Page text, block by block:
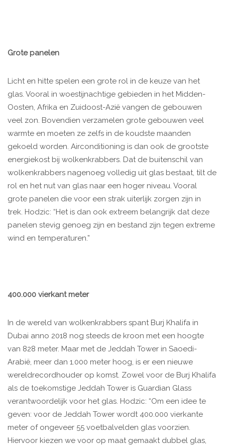
Grote panelen
Licht en hitte spelen een grote rol in de keuze van het
glas. Vooral in woestijnachtige gebieden in het Midden-
Oosten, Afrika en Zuidoost-Azië vangen de gebouwen
veel zon. Bovendien verzamelen grote gebouwen veel
warmte en moeten ze zelfs in de koudste maanden
gekoeld worden. Airconditioning is dan ook de grootste
energiekost bij wolkenkrabbers. Dat de buitenschil van
wolkenkrabbers nagenoeg volledig uit glas bestaat, tilt de
rol en het nut van glas naar een hoger niveau. Vooral
grote panelen die voor een strak uiterlijk zorgen zijn in
trek. Hodzic: “Het is dan ook extreem belangrijk dat deze
panelen stevig genoeg zijn en bestand zijn tegen extreme
wind en temperaturen.”
400.000 vierkant meter
In de wereld van wolkenkrabbers spant Burj Khalifa in
Dubai anno 2018 nog steeds de kroon met een hoogte
van 828 meter. Maar met de Jeddah Tower in Saoedi-
Arabië, meer dan 1.000 meter hoog, is er een nieuwe
wereldrecordhouder op komst. Zowel voor de Burj Khalifa
als de toekomstige Jeddah Tower is Guardian Glass
verantwoordelijk voor het glas. Hodzic: “Om een idee te
geven: voor de Jeddah Tower wordt 400.000 vierkante
meter of ongeveer 55 voetbalvelden glas voorzien.
Hiervoor kiezen we voor op maat gemaakt dubbel glas,